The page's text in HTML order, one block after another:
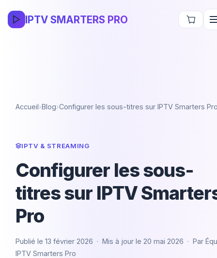
IPTV SMARTERS PRO
Accueil›Blog›Configurer les sous-titres sur IPTV Smarters
IPTV & STREAMING
Configurer les sous-
titres sur IPTV
Pro
Publié le 13 février 2026 · Mis à jour le 20 mai 2026 · Par
IPTV Smarters Pro